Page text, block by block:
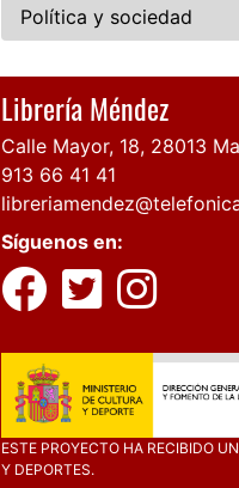
Política y sociedad
Librería Méndez
Calle Mayor, 18, 28013
913 66 41 41
Síguenos en:
ESTE PROYECTO HA RECIBIDO
Y DEPORTES.